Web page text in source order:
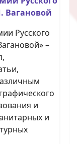
Вагановой
Русского
–
и
и